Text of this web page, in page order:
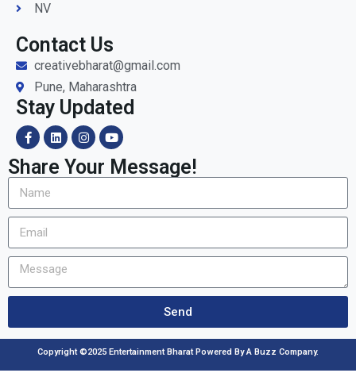
NV
Contact Us
creativebharat@gmail.com
Pune, Maharashtra
Stay Updated
Share Your Message!
Send
Copyright ©2025 Entertainment Bharat Powered By A Buzz Company.